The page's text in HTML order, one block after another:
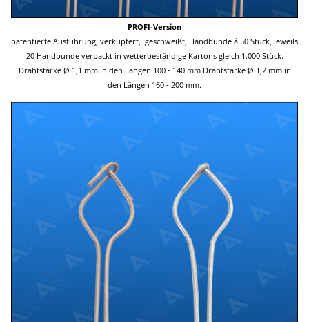
PROFI-Version
patentierte Ausführung, verkupfert, geschweißt, Handbunde á 50 Stück, jeweils
20 Handbunde verpackt in wetterbeständige Kartons gleich 1.000 Stück.
Drahtstärke Ø 1,1 mm in den Längen 100 - 140 mm Drahtstärke Ø 1,2 mm in
den Längen 160 - 200 mm.